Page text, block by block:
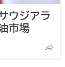
ウジアラ
市場